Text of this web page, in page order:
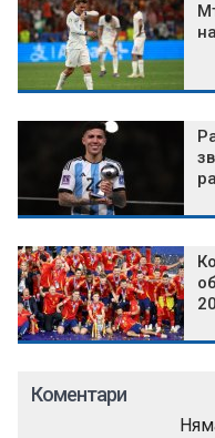
Коментари